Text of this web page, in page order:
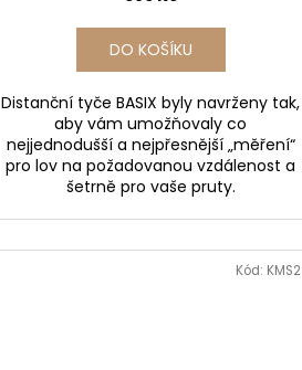
DO KOŠÍKU
Distanční tyče BASIX byly navrženy tak,
aby vám umožňovaly co
nejjednodušší a nejpřesnější „měření“
pro lov na požadovanou vzdálenost a
šetrně pro vaše pruty.
Kód: KMS2